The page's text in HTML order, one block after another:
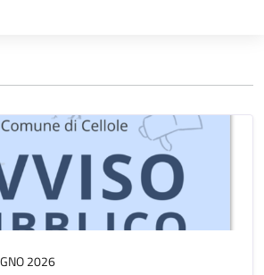
2026